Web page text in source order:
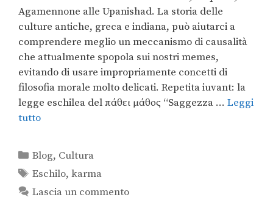
Agamennone alle Upanishad. La storia delle
culture antiche, greca e indiana, può aiutarci a
comprendere meglio un meccanismo di causalità
che attualmente spopola sui nostri memes,
evitando di usare impropriamente concetti di
filosofia morale molto delicati. Repetita iuvant: la
legge eschilea del πάθει μάθος “Saggezza … Leggi
tutto
Blog, Cultura
Eschilo,karma
Lascia un commento